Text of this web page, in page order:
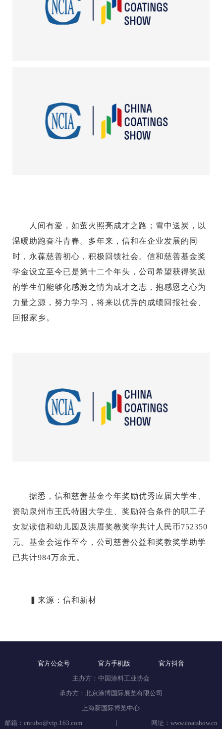
人间有爱，如萤火照亮成才之路；雪中送炭，以
温暖助跑奋斗青春。多年来，信和在企业发展的同
时，永葆慈善初心，积极回馈社会。信和慈善基金奖
学金设立至今已是第十二个年头，公司希望获得奖励
的学生们能够化感激之情为成才之志，抱感恩之心为
力量之源，努力学习，将来以优异的成绩回报社会、
回报家乡。
据悉，信和慈善基金今年奖励优秀应届大学生、
资助泉州市王氏特困大学生、奖励符合条件的职工子
女就读信和幼儿园及洪厝奖教奖学共计人民币752350
元。基金会运作至今，公司慈善公益和奖教奖学助学
已共计984万余元。
▍来源：信和新材
官方公众号 官方手机版
官方抖音
主办方：中国涂料工业协会
承办方：北京涂博国际展览有限公司
上海新国际博览中心
邮箱：cntubo@vip.163.com
| 网址：www.coatshow.cn